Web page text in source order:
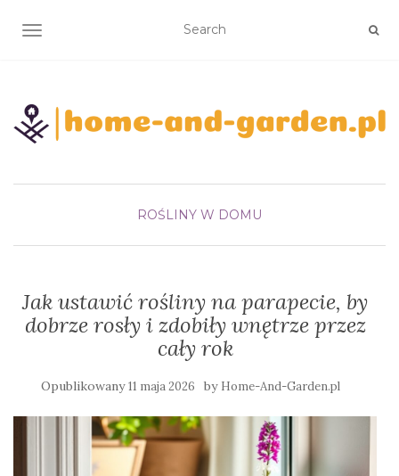
TOGGLE NAVIGATION
ROŚLINY W DOMU
Jak ustawić rośliny na parapecie, by
dobrze rosły i zdobiły wnętrze przez
cały rok
Opublikowany11 maja 2026 by Home-And-Garden.pl